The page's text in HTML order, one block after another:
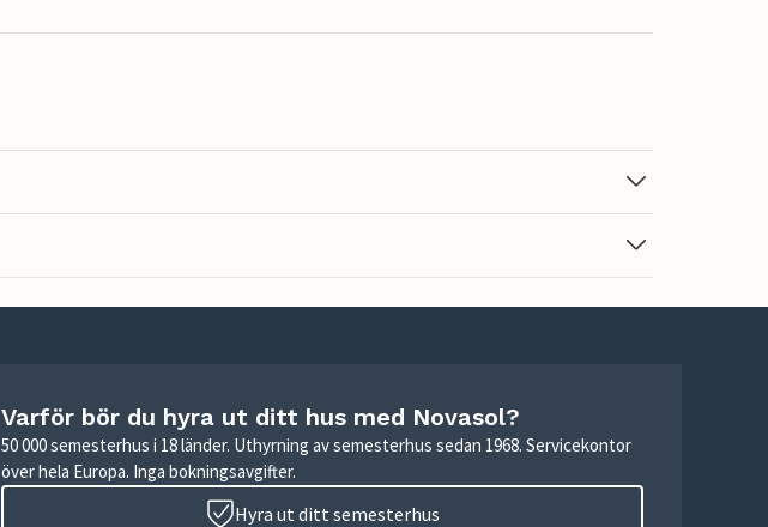
Varför bör du hyra ut ditt hus med Novasol?
50 000 semesterhus i 18 länder. Uthyrning av semesterhus sedan 1968. Servicekontor
över hela Europa. Inga bokningsavgifter.
Hyra ut ditt semesterhus